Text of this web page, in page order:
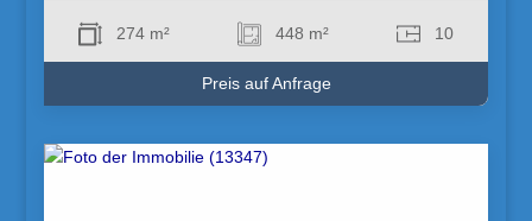
274 m² 448 m² 10
Preis auf Anfrage